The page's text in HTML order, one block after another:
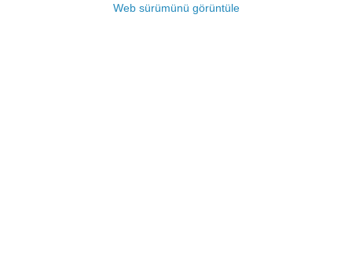
Web sürümünü görüntüle